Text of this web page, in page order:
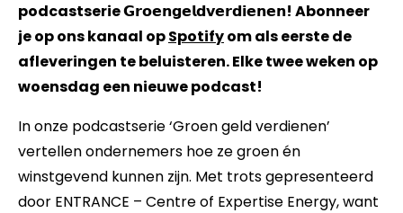
podcastserie 𝗚𝗿𝗼𝗲𝗻𝗴𝗲𝗹𝗱𝘃𝗲𝗿𝗱𝗶𝗲𝗻𝗲𝗻! Abonneer
je op ons kanaal opSpotifyom als eerste de
afleveringen te beluisteren. Elke twee weken op
woensdag een nieuwe podcast!
In onze podcastserie ‘Groen geld verdienen’
vertellen ondernemers hoe ze groen én
winstgevend kunnen zijn. Met trots gepresenteerd
door ENTRANCE – Centre of Expertise Energy, want